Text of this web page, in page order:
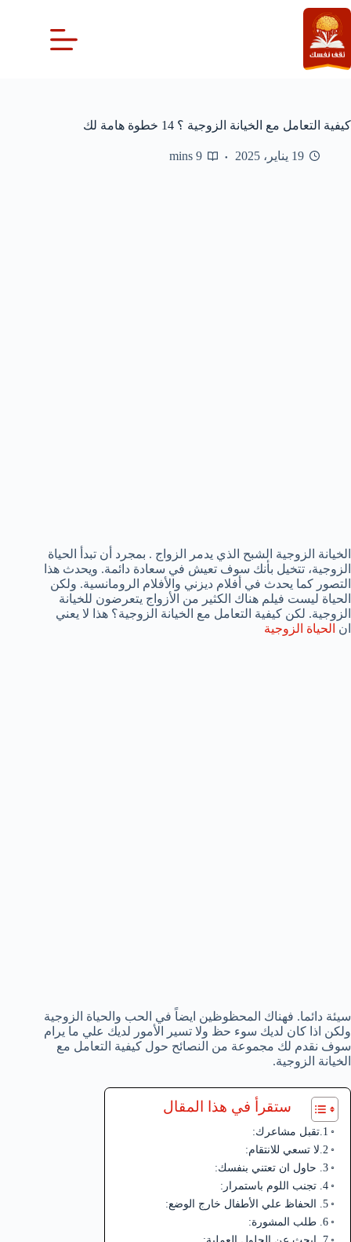
التجاوز
إلى
المحتوى
كيفية التعامل مع الخيانة الزوجية ؟ 14 خطوة هامة لك
19 يناير، 2025 9 mins
الخيانة الزوجية الشبح الذي يدمر الزواج . بمجرد أن تبدأ الحياة
الزوجية، تتخيل بأنك سوف تعيش في سعادة دائمة. ويحدث هذا
التصور كما يحدث في أفلام ديزني والأفلام الرومانسية. ولكن
الحياة ليست فيلم هناك الكثير من الأزواج يتعرضون للخيانة
الزوجية. لكن كيفية التعامل مع الخيانة الزوجية؟ هذا لا يعني
ان الحياة الزوجية
سيئة دائما. فهناك المحظوظين ايضاً في الحب والحياة الزوجية
ولكن اذا كان لديك سوء حظ ولا تسير الأمور لديك علي ما يرام
سوف نقدم لك مجموعة من النصائح حول كيفية التعامل مع
الخيانة الزوجية.
ستقرأ في هذا المقال
1.تقبل مشاعرك:
2.لا تسعي للانتقام:
3. حاول ان تعتني بنفسك:
4. تجنب اللوم باستمرار:
5. الحفاظ علي الأطفال خارج الوضع:
6. طلب المشورة: